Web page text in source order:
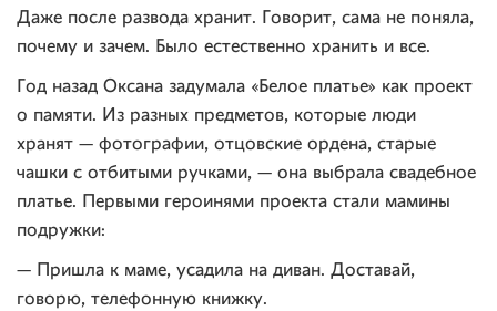
Даже после развода хранит. Говорит, сама не поняла,
почему и зачем. Было естественно хранить и все.
Год назад Оксана задумала «Белое платье» как проект
о памяти. Из разных предметов, которые люди
хранят — фотографии, отцовские ордена, старые
чашки с отбитыми ручками, — она выбрала свадебное
платье. Первыми героинями проекта стали мамины
подружки:
— Пришла к маме, усадила на диван. Доставай,
говорю, телефонную книжку.